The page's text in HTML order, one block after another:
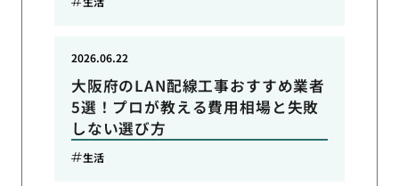
大阪府のLAN配線工事おすすめ業者
5選！プロが教える費用相場と失敗
しない選び方
2026.06.22
生活